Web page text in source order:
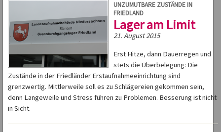
UNZUMUTBARE ZUSTÄNDE IN
FRIEDLAND
Lager am Limit
21. August 2015
Erst Hitze, dann Dauerregen und
stets die Überbelegung: Die
Zustände in der Friedländer Erstaufnahmeeinrichtung sind
grenzwertig. Mittlerweile soll es zu Schlägereien gekommen sein,
denn Langeweile und Stress führen zu Problemen. Besserung ist nicht
in Sicht.